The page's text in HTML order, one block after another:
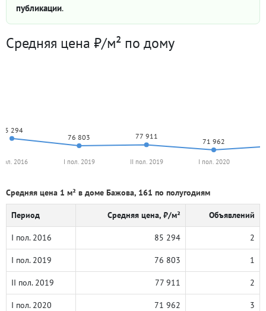
публикации.
Средняя цена ₽/м² по дому
85 294
76 803 77 911
71 962
2016 I пол. 2019 II пол. 2019 I пол. 2020
Средняя цена 1 м² в доме Бажова, 161 по полугодиям
Период Средняя цена, ₽/м² Объявлений
I пол. 2016 85 294 2
I пол. 2019 76 803 1
II пол. 2019 77 911 2
I пол. 2020 71 962 3